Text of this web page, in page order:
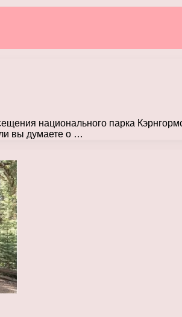
национального парка
вы думаете о …